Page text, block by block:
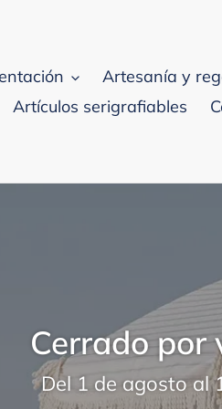
Artesanía y
Artículos serigrafiables
Cerrado por
Del 1 de agosto al